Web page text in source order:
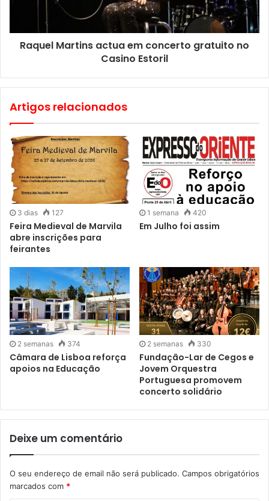
Raquel Martins actua em concerto gratuito no
Casino Estoril
Artigos relacionados
3 dias 127
Feira Medieval de Marvila
abre inscrições para
feirantes
1 semana 420
Em Julho foi assim
2 semanas 374
Câmara de Lisboa reforça
apoios na Educação
2 semanas 330
Fundação-Lar de Cegos e
Jovem Orquestra
Portuguesa promovem
concerto solidário
Deixe um comentário
O seu endereço de email não será publicado. Campos obrigatórios
marcados com *